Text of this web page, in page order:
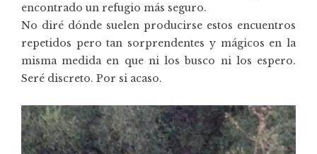
encontrado un refugio más seguro.
No diré dónde suelen producirse estos encuentros
repetidos pero tan sorprendentes y mágicos en la
misma medida en que ni los busco ni los espero.
Seré discreto. Por si acaso.